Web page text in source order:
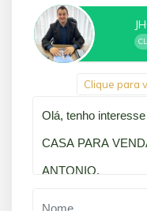
Clique para